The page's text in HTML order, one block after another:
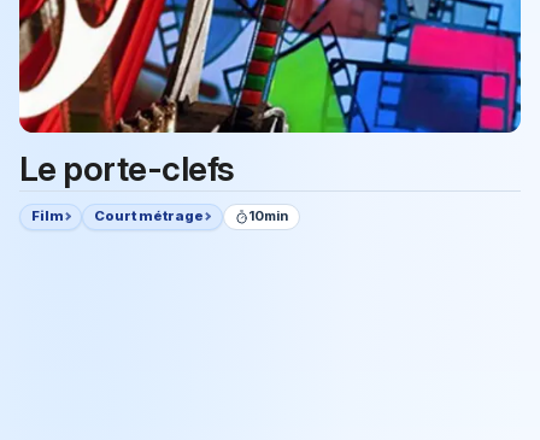
Le porte-clefs
Film Court métrage 10min